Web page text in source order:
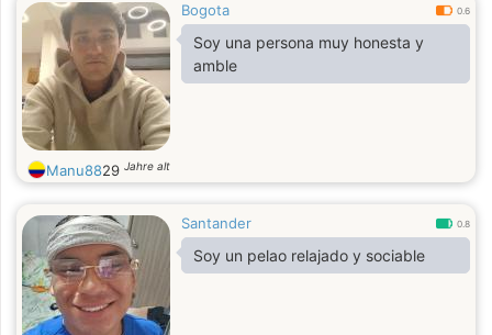
Bogota 0.6
Soy una persona muy honesta y
amble
Manu8829 Jahre alt
Santander 0.8
Soy un pelao relajado y sociable